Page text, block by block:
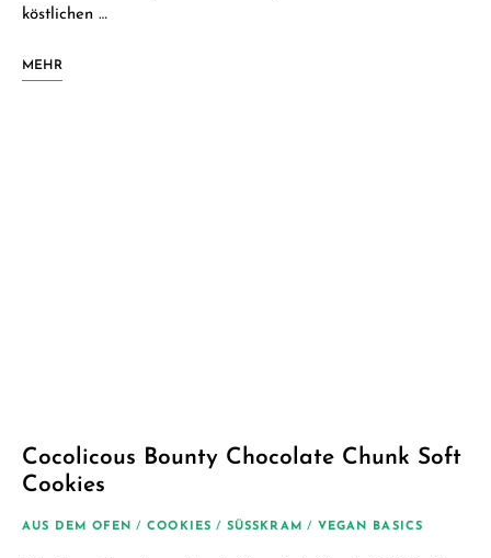
köstlichen …
MEHR
Cocolicous Bounty Chocolate Chunk Soft
Cookies
AUS DEM OFEN / COOKIES / SÜSSKRAM / VEGAN BASICS